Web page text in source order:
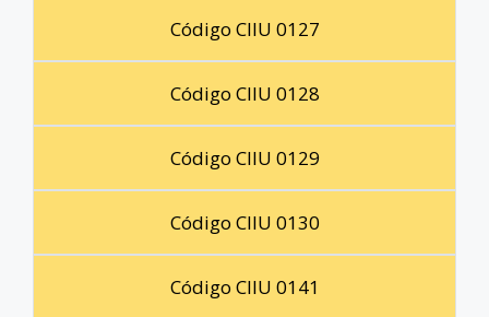
Código CIIU 0127
Código CIIU 0128
Código CIIU 0129
Código CIIU 0130
Código CIIU 0141